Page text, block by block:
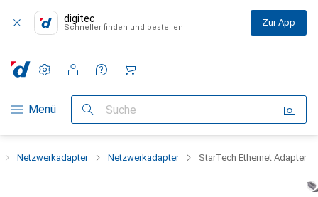
digitec
Schneller finden und bestellen Zur App
Navigation nach Kategorien
Menü Suche
Einstellungen
Kundenkonto
Vergleichslisten
Merklisten
Warenkorb
Netzwerkadapter Netzwerkadapter StarTech Ethernet Adapter